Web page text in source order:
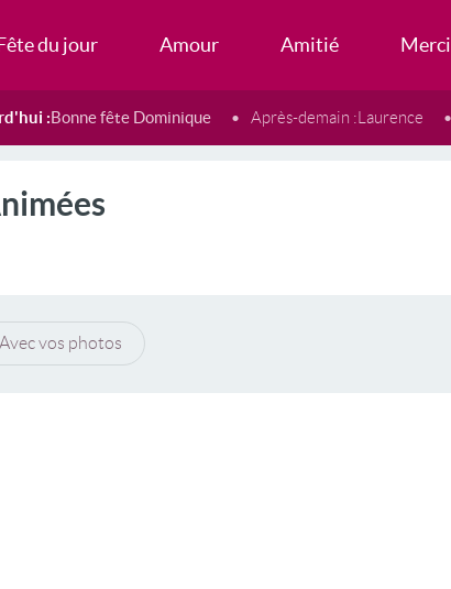
du jour Amour Amitié Merci
:Bonne fête Dominique Après-demain :Laurence
Avec vos photos